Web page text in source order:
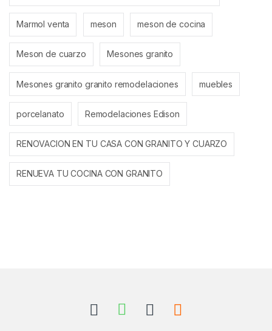
Marmol venta meson meson de cocina
Meson de cuarzo Mesones granito
Mesones granito granito remodelaciones muebles
porcelanato Remodelaciones Edison
RENOVACION EN TU CASA CON GRANITO Y CUARZO
RENUEVA TU COCINA CON GRANITO